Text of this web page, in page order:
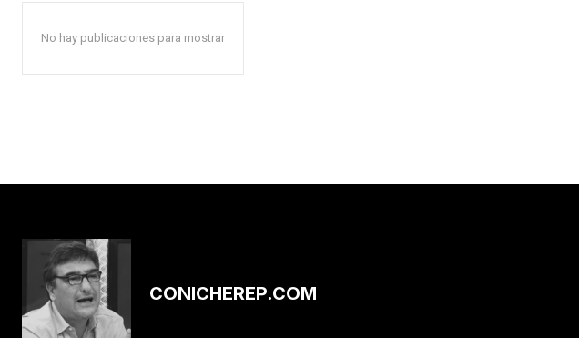
No hay publicaciones para mostrar
CONICHEREP.COM